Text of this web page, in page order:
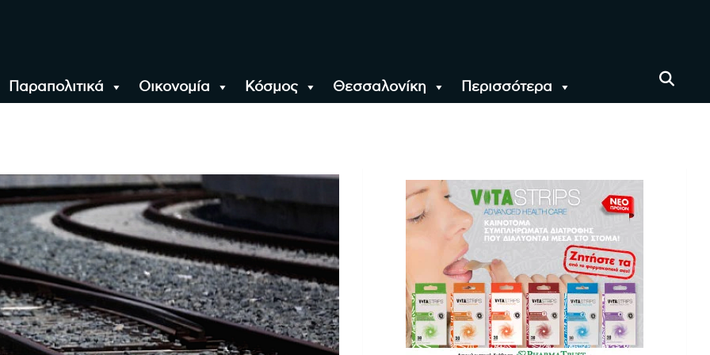
Παραπολιτικά Οικονομία Κόσμος Θεσσαλονίκη Περισσότερα